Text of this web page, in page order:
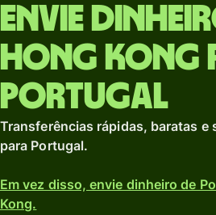
Envie
Hong Kong
Portugal
Transferências rápidas, baratas e
para Portugal.
Em vez disso, envie dinheiro de
Kong.